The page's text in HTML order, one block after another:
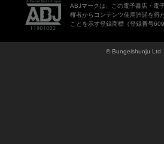
ABJマークは、この電子書店・電
権者からコンテンツ使用許諾を得
ことを示す登録商標（登録番号
© Bungeishunju Ltd.